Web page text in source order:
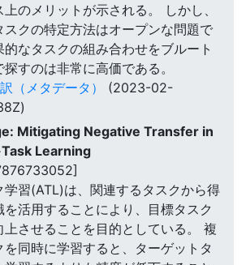
上のメリットが示される。 しかし、
スクの特定方法はオープンな問題で
的なタスクの組み合わせをブルート
すのは非常に高価である。
（メタデータ）
(2023-02-
Mitigating Negative Transfer in
Learning
学習(ATL)は、関連するタスクから得
を活用することにより、目標タスク
上させることを目的としている。 複
を同時に学習すると、ターゲットタ